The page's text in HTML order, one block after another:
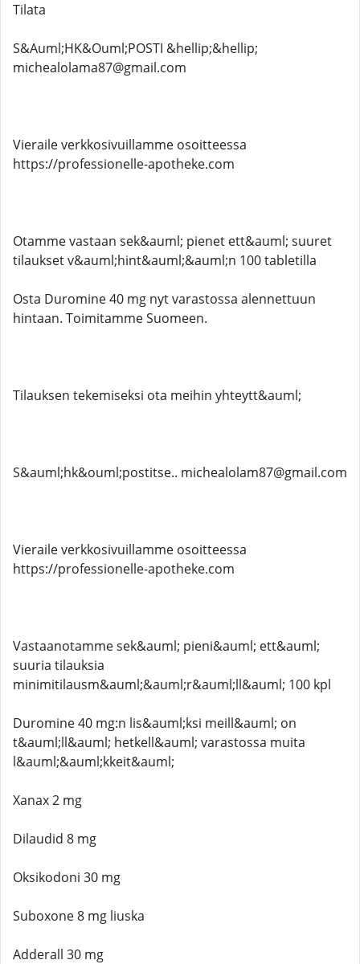
Tilata
S&Auml;HK&Ouml;POSTI &hellip;&hellip;
michealolama87@gmail.com
Vieraile verkkosivuillamme osoitteessa
https://professionelle-apotheke.com
Otamme vastaan ​​sek&auml; pienet ett&auml; suuret
tilaukset v&auml;hint&auml;&auml;n 100 tabletilla
Osta Duromine 40 mg nyt varastossa alennettuun
hintaan. Toimitamme Suomeen.
Tilauksen tekemiseksi ota meihin yhteytt&auml;
S&auml;hk&ouml;postitse.. michealolam87@gmail.com
Vieraile verkkosivuillamme osoitteessa
https://professionelle-apotheke.com
Vastaanotamme sek&auml; pieni&auml; ett&auml;
suuria tilauksia
minimitilausm&auml;&auml;r&auml;ll&auml; 100 kpl
Duromine 40 mg:n lis&auml;ksi meill&auml; on
t&auml;ll&auml; hetkell&auml; varastossa muita
l&auml;&auml;kkeit&auml;
Xanax 2 mg
Dilaudid 8 mg
Oksikodoni 30 mg
Suboxone 8 mg liuska
Adderall 30 mg